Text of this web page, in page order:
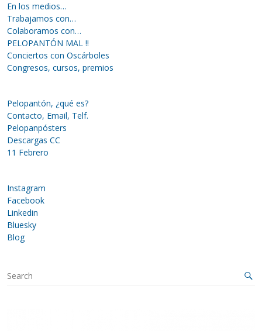
En los medios…
Trabajamos con…
Colaboramos con…
PELOPANTÓN MAL !!
Conciertos con Oscárboles
Congresos, cursos, premios
Pelopantón, ¿qué es?
Contacto, Email, Telf.
Pelopanpósters
Descargas CC
11 Febrero
Instagram
Facebook
Linkedin
Bluesky
Blog
S
e